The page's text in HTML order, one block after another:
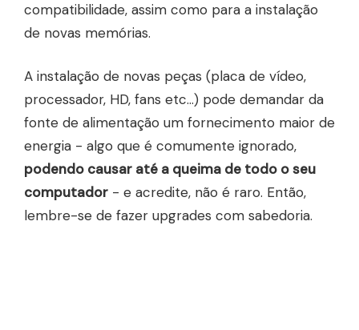
compatibilidade, assim como para a instalação
de novas memórias.
A instalação de novas peças (placa de vídeo,
processador, HD, fans etc...) pode demandar da
fonte de alimentação um fornecimento maior de
energia - algo que é comumente ignorado,
podendo causar até a queima de todo o seu
computador - e acredite, não é raro. Então,
lembre-se de fazer upgrades com sabedoria.